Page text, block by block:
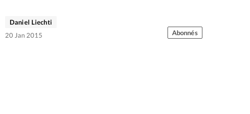
consacré à la liberté d'expression.
Daniel Liechti
20 Jan 2015
Abonnés